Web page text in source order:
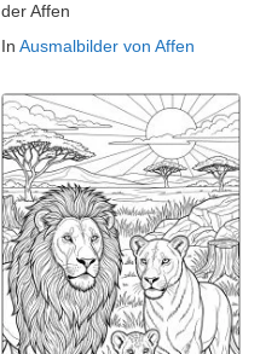
der Affen
In Ausmalbilder von Affen